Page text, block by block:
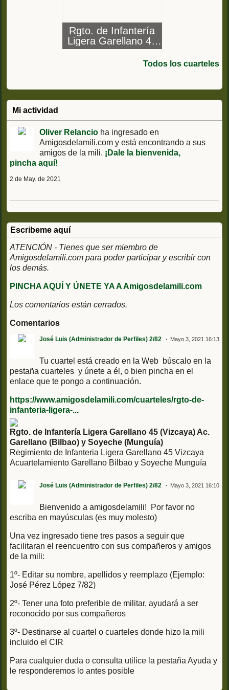
Rgto. de Infantería
Ligera Garellano 45
(Vizcaya) Ac.
Garellano (Bilbao) yTodos los cuarteles
Mi actividad
Oliver Relancio ha ingresado en
Amigosdelamili.com y está encontrando a sus
amigos de la mili. ¡Dale la bienvenida,
pincha aquí!
2 de May. de 2021
Escribeme aquí
ATENCIÓN - Tienes que ser miembro de
Amigosdelamili.com para poder participar y escribir con
los demás.
PINCHA AQUÍ Y ÚNETE YA A Amigosdelamili.com
Los comentarios están cerrados.
Comentarios
José Luis (Administrador de Perfiles) 2/82 Mayo 3, 2021 16:13
Tu cuartel está creado en la Web búscalo en la
pestaña cuarteles y únete a él, o bien pincha en el
enlace que te pongo a continuación.
https://www.amigosdelamili.com/cuarteles/rgto-de-
infanteria-ligera-...
Rgto. de Infantería Ligera Garellano 45 (Vizcaya) Ac.
Garellano (Bilbao) y Soyeche (Munguía)
Regimiento de Infanteria Ligera Garellano 45 Vizcaya
Acuartelamiento Garellano Bilbao y Soyeche Munguía
José Luis (Administrador de Perfiles) 2/82 Mayo 3, 2021 16:10
Bienvenido a amigosdelamili! Por favor no
escriba en mayúsculas (es muy molesto)
Una vez ingresado tiene tres pasos a seguir que
facilitaran el reencuentro con sus compañeros y amigos
de la mili:
1º- Editar su nombre, apellidos y reemplazo (Ejemplo:
José Pérez López 7/82)
2º- Tener una foto preferible de militar, ayudará a ser
reconocido por sus compañeros
3º- Destinarse al cuartel o cuarteles donde hizo la mili
incluido el CIR
Para cualquier duda o consulta utilice la pestaña Ayuda y
le responderemos lo antes posible